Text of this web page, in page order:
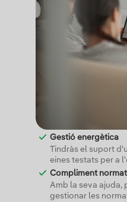
Gestió energètica
Tindràs el suport
eines testats per a
Compliment
Amb la seva ajuda,
gestionar les